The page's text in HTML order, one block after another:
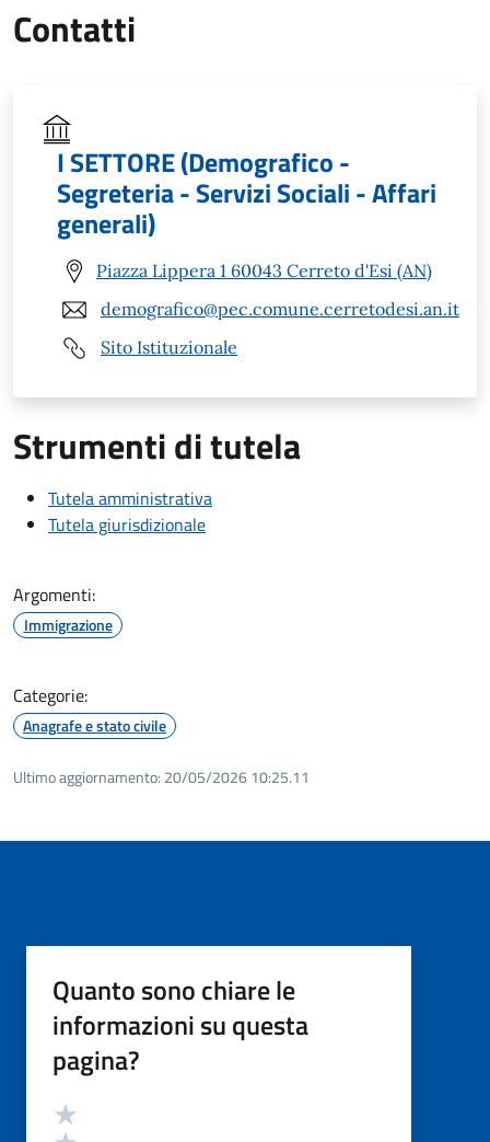
Contatti
I SETTORE (Demografico -
Segreteria - Servizi Sociali - Affari
generali)
Piazza Lippera 1 60043 Cerreto d'Esi (AN)
demografico@pec.comune.cerretodesi.an.it
Sito Istituzionale
Strumenti di tutela
Tutela amministrativa
Tutela giurisdizionale
Argomenti:
Immigrazione
Categorie:
Anagrafe e stato civile
Ultimo aggiornamento: 20/05/2026 10:25.11
Quanto sono chiare le
informazioni su questa
pagina?
Valutazione